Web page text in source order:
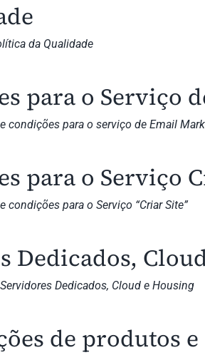
da Qualidade
para o Serviço
condições para o serviço de Email
para o Serviço
para o Serviço “Criar Site”
Dedicados,
Dedicados, Cloud e Housing
de produtos